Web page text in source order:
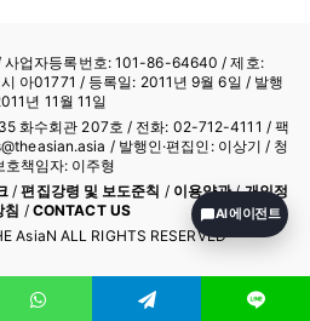
사업자등록번호: 101-86-64640 / 제호:
아01771 / 등록일: 2011년 9월 6일 / 발행
년 11월 11일
화수회관 207호 / 전화: 02-712-4111 / 팩
/ 발행인·편집인: 이상기 / 청
호책임자: 이주형
/편집강령 및 보도준칙 / 이용약관/개인정
침 / CONTACT US
AsiaN ALL RIGHTS RESERVED
AI 에이전트